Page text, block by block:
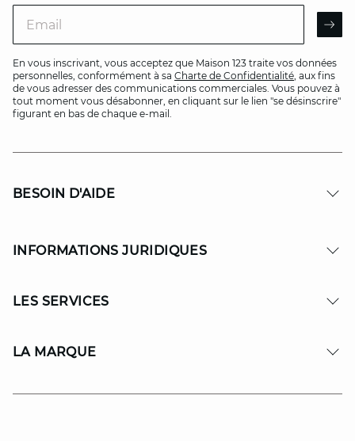
En vous inscrivant, vous acceptez que Maison 123 traite vos données
personnelles, conformément à sa Charte de Confidentialité, aux fins
de vous adresser des communications commerciales. Vous pouvez à
tout moment vous désabonner, en cliquant sur le lien "se désinscrire"
figurant en bas de chaque e-mail.
BESOIN D'AIDE
INFORMATIONS JURIDIQUES
LES SERVICES
LA MARQUE